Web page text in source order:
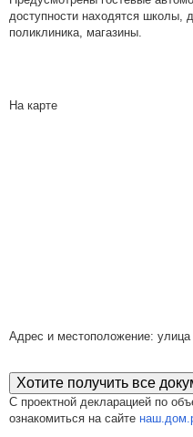
доступности находятся школы,
поликлиника, магазины.
На карте
Адрес и местоположение: улица
Хотите получить все
С проектной декларацией по
ознакомиться на сайте